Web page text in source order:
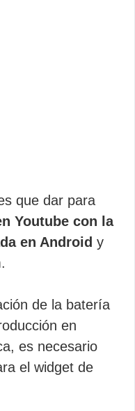
que dar para
Youtube con la
en Android y
de la batería
en
es necesario
el widget de